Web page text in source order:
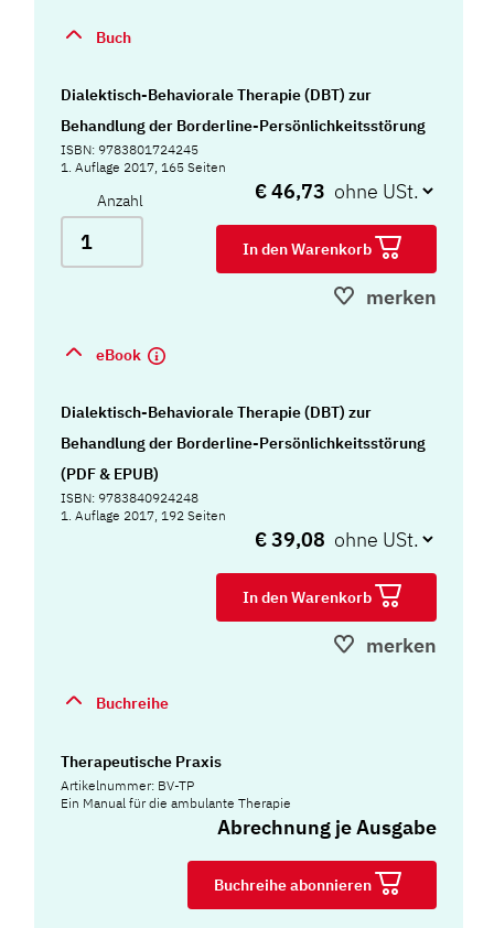
Buch
Dialektisch-Behaviorale Therapie (DBT) zur
Behandlung der Borderline-Persönlichkeitsstörung
ISBN: 9783801724245
1. Auflage 2017, 165 Seiten
Anzahl € 46,73
In den Warenkorb
merken
eBook
Dialektisch-Behaviorale Therapie (DBT) zur
Behandlung der Borderline-Persönlichkeitsstörung
(PDF & EPUB)
ISBN: 9783840924248
1. Auflage 2017, 192 Seiten
€ 39,08
In den Warenkorb
merken
Buchreihe
Therapeutische Praxis
Artikelnummer: BV-TP
Ein Manual für die ambulante Therapie
Abrechnung je Ausgabe
Buchreihe abonnieren